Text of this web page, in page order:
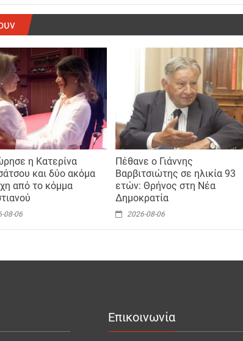
η Κατερίνα
και δύο ακόμα
από το κόμμα
08-06
Πέθανε ο Γιάννης
Βαρβιτσιώτης σε ηλικία 93
ετών: Θρήνος στη Νέα
Δημοκρατία
2026-08-06
Επικοινωνία